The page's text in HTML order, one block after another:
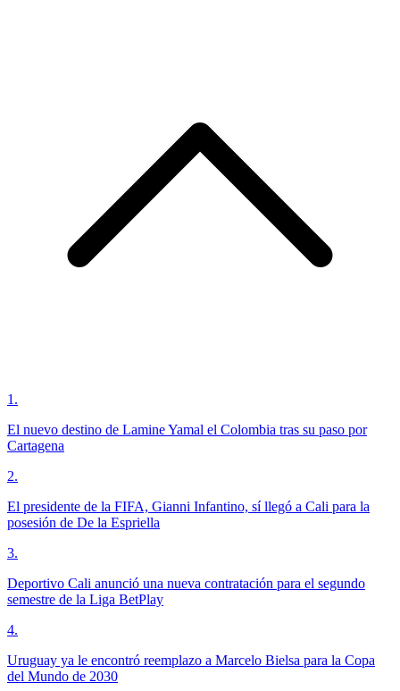
1 .
El nuevo destino de Lamine Yamal el Colombia tras su paso por
Cartagena
2.
El presidente de la FIFA, Gianni Infantino, sí llegó a Cali para la
posesión de De la Espriella
3.
Deportivo Cali anunció una nueva contratación para el segundo
semestre de la Liga BetPlay
4.
Uruguay ya le encontró reemplazo a Marcelo Bielsa para la Copa
del Mundo de 2030